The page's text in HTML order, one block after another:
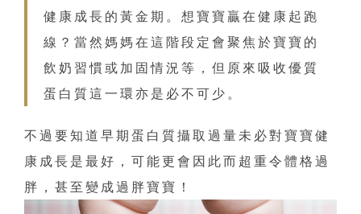
健康成長的黃金期。想寶寶贏在健康起跑
線？當然媽媽在這階段定會聚焦於寶寶的
飲奶習慣或加固情況等，但原來吸收優質
蛋白質這一環亦是必不可少。
不過要知道早期蛋白質攝取過量未必對寶寶健
康成長是最好，可能更會因此而超重令體格過
胖，甚至變成過胖寶寶！